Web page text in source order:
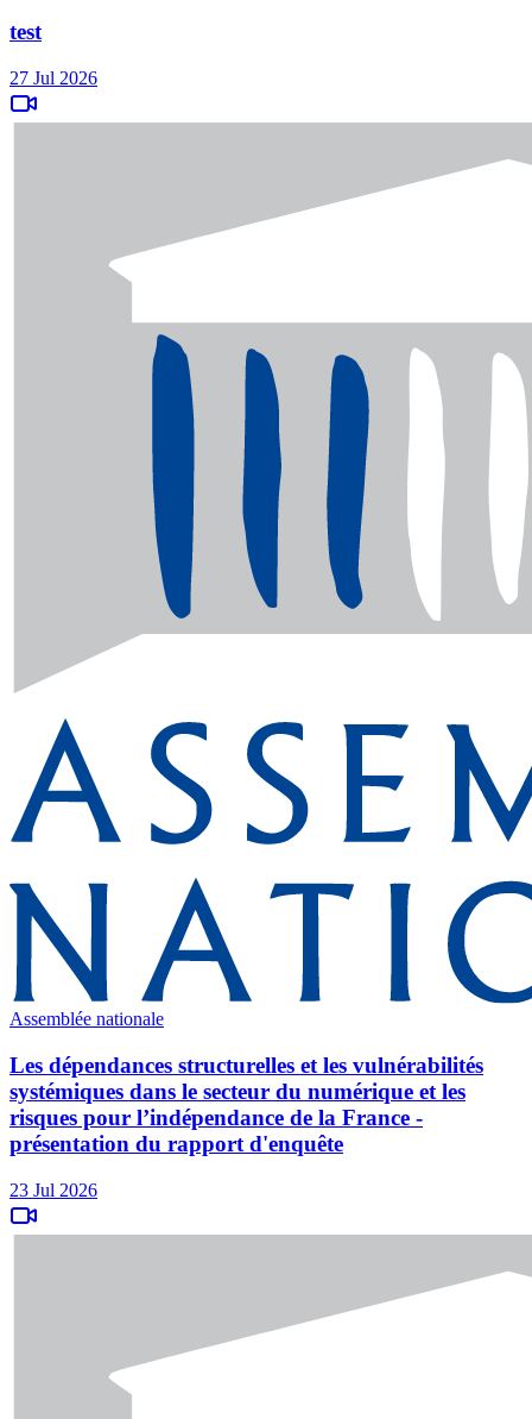
test
27 Jul 2026
Assemblée nationale
Les dépendances structurelles et les vulnérabilités
systémiques dans le secteur du numérique et les
risques pour l’indépendance de la France -
présentation du rapport d'enquête
23 Jul 2026